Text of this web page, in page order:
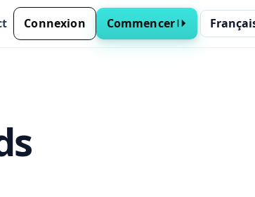
Connexion Commencer Changer